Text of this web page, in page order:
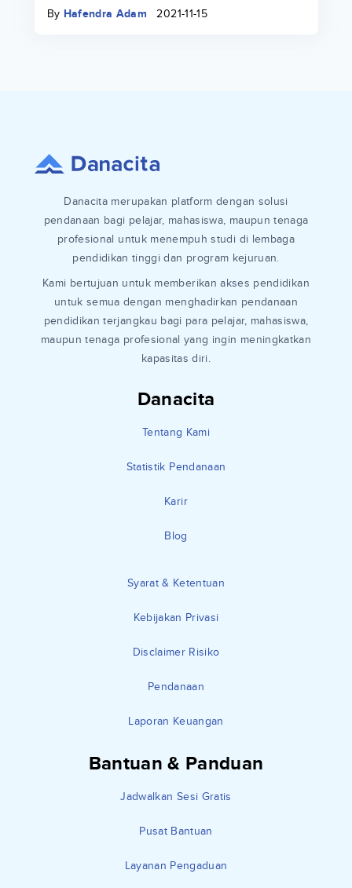
By Hafendra Adam 2021-11-15
Danacita
Tentang Kami
Statistik Pendanaan
Karir
Blog
Syarat & Ketentuan
Kebijakan Privasi
Disclaimer Risiko
Pendanaan
Laporan Keuangan
Bantuan & Panduan
Jadwalkan Sesi Gratis
Pusat Bantuan
Layanan Pengaduan
Danacita merupakan platform dengan solusi
pendanaan bagi pelajar, mahasiswa, maupun tenaga
profesional untuk menempuh studi di lembaga
pendidikan tinggi dan program kejuruan.
Kami bertujuan untuk memberikan akses pendidikan
untuk semua dengan menghadirkan pendanaan
pendidikan terjangkau bagi para pelajar, mahasiswa,
maupun tenaga profesional yang ingin meningkatkan
kapasitas diri.